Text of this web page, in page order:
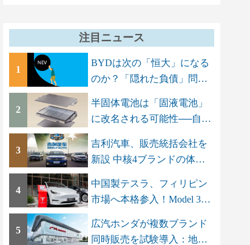
注目ニュース
1
BYDは次の「恒大」になる
のか？「隠れた負債」問題
2
半固体電池は「固液電池」
に改名される可能性──自動
3
吉利汽車、販売統括会社を
新設 中核4ブランドの体制
4
中国製テスラ、フィリピン
市場へ本格参入！Model 3と
5
広汽ホンダが複数ブランド
同時販売を試験導入：地場